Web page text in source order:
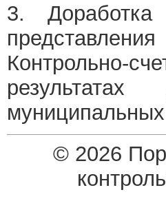
3. Доработка
Контрольно-
результатах
© 2026